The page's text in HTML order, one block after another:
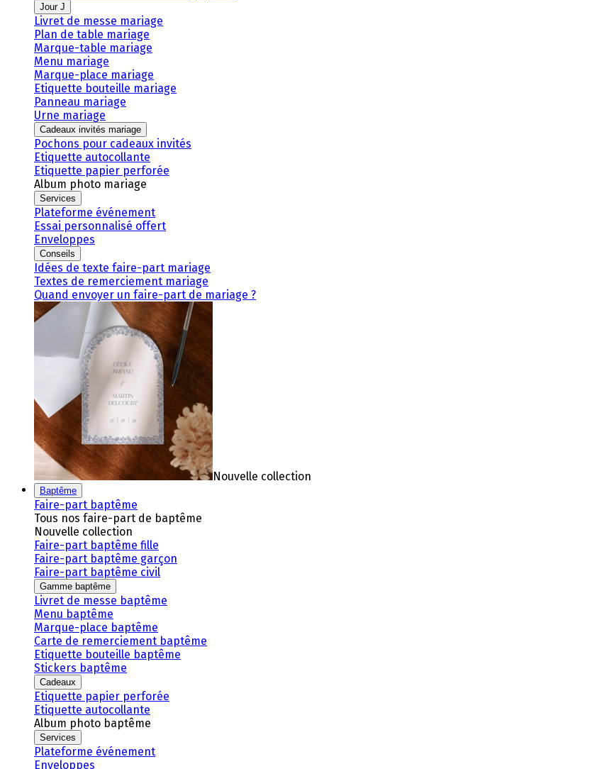
Jour J
Livret de messe mariage
Plan de table mariage
Marque-table mariage
Menu mariage
Marque-place mariage
Etiquette bouteille mariage
Panneau mariage
Urne mariage
Cadeaux invités mariage
Pochons pour cadeaux invités
Etiquette autocollante
Etiquette papier perforée
Album photo mariage
Services
Plateforme événement
Essai personnalisé offert
Enveloppes
Conseils
Idées de texte faire-part mariage
Textes de remerciement mariage
Quand envoyer un faire-part de mariage ?
Nouvelle collection
Baptême
Faire-part baptême
Tous nos faire-part de baptême
Nouvelle collection
Faire-part baptême fille
Faire-part baptême garçon
Faire-part baptême civil
Gamme baptême
Livret de messe baptême
Menu baptême
Marque-place baptême
Carte de remerciement baptême
Etiquette bouteille baptême
Stickers baptême
Cadeaux
Etiquette papier perforée
Etiquette autocollante
Album photo baptême
Services
Plateforme événement
Enveloppes